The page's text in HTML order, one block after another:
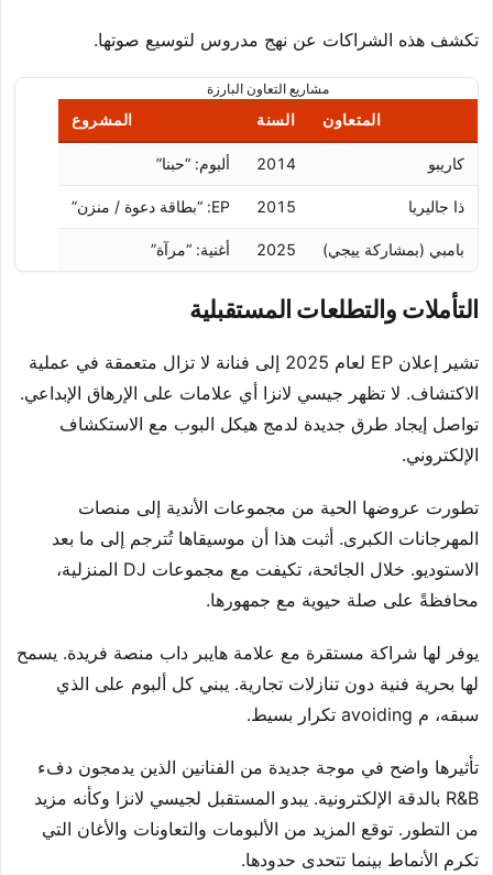
تكشف هذه الشراكات عن نهج مدروس لتوسيع صوتها.
مشاريع التعاون البارزة
المتعاون السنة المشروع
كاريبو 2014 ألبوم: “حبنا”
ذا جاليريا 2015 EP: “بطاقة دعوة / منزن”
بامبي (بمشاركة ييجي) 2025 أغنية: “مرآة”
التأملات والتطلعات المستقبلية
تشير إعلان EP لعام 2025 إلى فنانة لا تزال متعمقة في عملية
الاكتشاف. لا تظهر جيسي لانزا أي علامات على الإرهاق الإبداعي.
تواصل إيجاد طرق جديدة لدمج هيكل البوب مع الاستكشاف
الإلكتروني.
تطورت عروضها الحية من مجموعات الأندية إلى منصات
المهرجانات الكبرى. أثبت هذا أن موسيقاها تُترجم إلى ما بعد
الاستوديو. خلال الجائحة، تكيفت مع مجموعات DJ المنزلية،
محافظةً على صلة حيوية مع جمهورها.
يوفر لها شراكة مستقرة مع علامة هايبر داب منصة فريدة. يسمح
لها بحرية فنية دون تنازلات تجارية. يبني كل ألبوم على الذي
سبقه، م avoiding تكرار بسيط.
تأثيرها واضح في موجة جديدة من الفنانين الذين يدمجون دفء
R&B بالدقة الإلكترونية. يبدو المستقبل لجيسي لانزا وكأنه مزيد
من التطور. توقع المزيد من الألبومات والتعاونات والأغان التي
تكرم الأنماط بينما تتحدى حدودها.